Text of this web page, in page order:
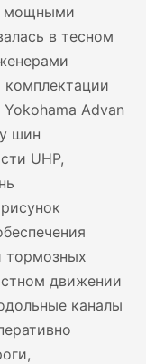
мощными
в тесном
комплектации
Advan
шин
UHP,
тормозных
движении
каналы